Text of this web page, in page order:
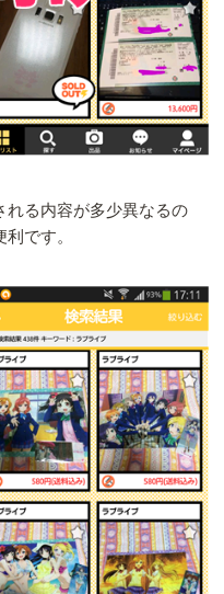
れる内容が多少異なるの
です。